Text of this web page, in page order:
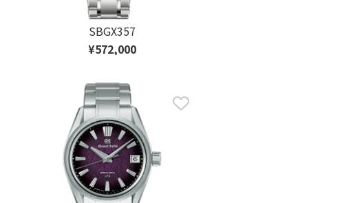
SBGX357
¥572,000